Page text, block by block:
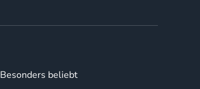
Besonders beliebt